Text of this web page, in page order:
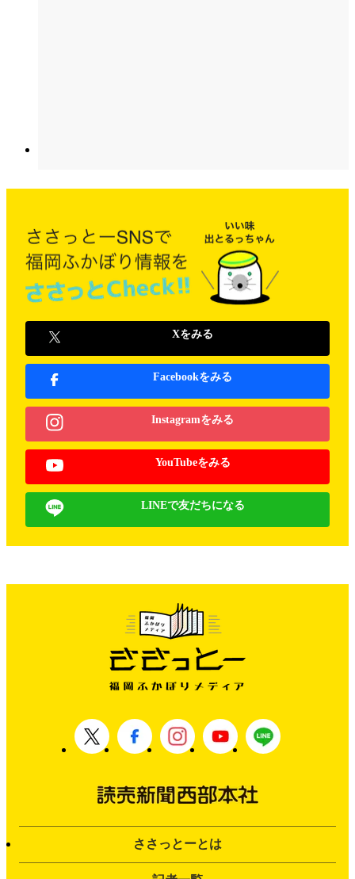
Xをみる
Facebookをみる
Instagramをみる
YouTubeをみる
LINEで友だちになる
ささっとーとは